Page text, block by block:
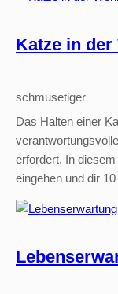
Katze in
schmusetiger
Das Halten einer
erfordert. In
eingehen und dir